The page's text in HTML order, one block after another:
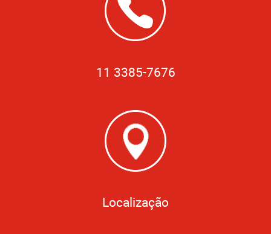
11 3385-7676
Localização